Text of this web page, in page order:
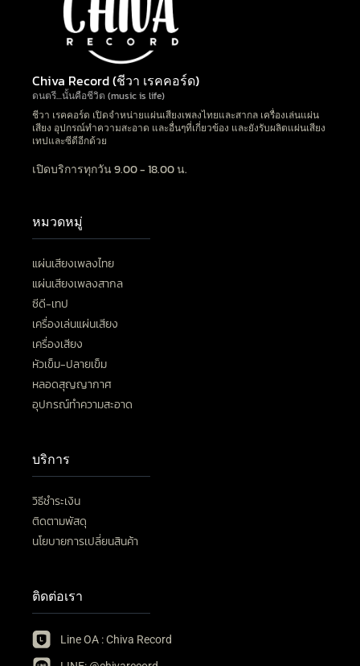
Chiva Record (ชีวา เรคคอร์ด)
ดนตรี…นั้นคือชีวิต (music is life)
ชีวา เรคคอร์ด เปิดจำหน่ายแผ่นเสียงเพลงไทยและสากล เครื่องเล่นแผ่น
เสียง อุปกรณ์ทำความสะอาด และอื่นๆที่เกี่ยวข้อง และยังรับผลิตแผ่นเสียง
เทปและซีดีอีกด้วย
เปิดบริการทุกวัน 9.00 - 18.00 น.
หมวดหมู่
แผ่นเสียงเพลงไทย
แผ่นเสียงเพลงสากล
ซีดี-เทป
เครื่องเล่นแผ่นเสียง
เครื่องเสียง
หัวเข็ม-ปลายเข็ม
หลอดสุญญากาศ
อุปกรณ์ทำความสะอาด
บริการ
วิธีชำระเงิน
ติดตามพัสดุ
นโยบายการเปลี่ยนสินค้า
ติดต่อเรา
Line OA : Chiva Record